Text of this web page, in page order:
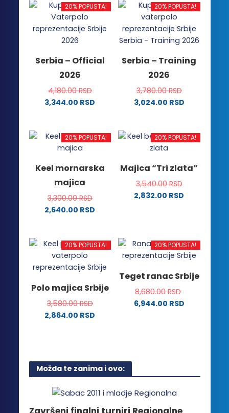
ima
više
varijanti.
Opcije
biti
izabrane
na
stranici
više
varijanti.
Opcije
mogu
izabrane
na
stranici
proizvoda.
20% POPUSTA!
Serbia – Official
2026
4,180.00RSD
3,344.00 RSD
ima
više
Opcije
mogu
biti
izabrane
proizvoda.
20% POPUSTA!
Serbia – Training
2026
3,780.00RSD
3,024.00 RSD
ima
više
Opcije
mogu
biti
proizvoda.
20% POPUSTA!
Keel mornarska
majica
3,300.00RSD
2,640.00 RSD
ima
više
varijanti.
mogu
biti
izabrane
20% POPUSTA!
Majica “Tri zlata”
3,540.00RSD
2,832.00 RSD
više
varijanti.
mogu
biti
izabrane
20% POPUSTA!
Polo majica Srbije
3,580.00RSD
2,864.00 RSD
više
varijanti.
mogu
biti
20% POPUSTA!
Teget ranac Srbije
8,680.00RSD
6,944.00 RSD
Možda te zanima i ovo: